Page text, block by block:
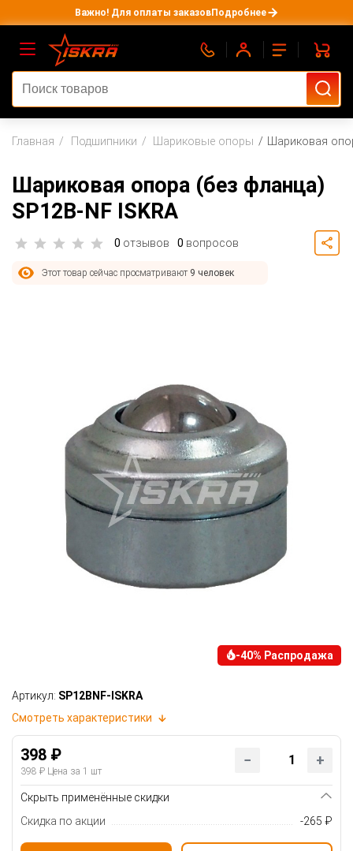
Важно! Для оплаты заказовПодробнее
Главная Подшипники Шариковые опоры Шариковая
Шариковая опора (без фланца)
SP12B-NF ISKRA
0 отзывов 0 вопросов
Этот товар сейчас просматривают 9 человек
-40% Распродажа
Артикул: SP12BNF-ISKRA
Смотреть характеристики
398 ₽
398 ₽ Цена за 1 шт
Скрыть применённые скидки
Скидка по акции
-265 ₽